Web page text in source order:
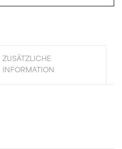
ZUSÄTZLICHE
INFORMATION